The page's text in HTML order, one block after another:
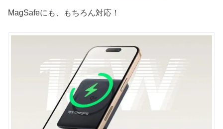
MagSafeにも、もちろん対応！